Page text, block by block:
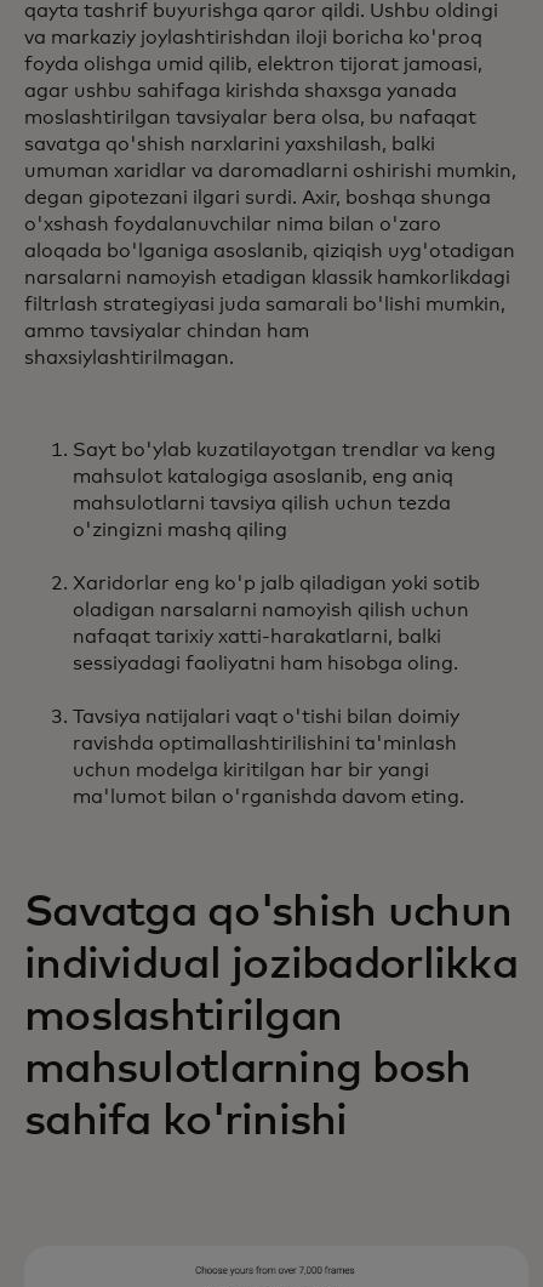
qayta tashrif buyurishga qaror qildi. Ushbu oldingi
va markaziy joylashtirishdan iloji boricha ko'proq
foyda olishga umid qilib, elektron tijorat jamoasi,
agar ushbu sahifaga kirishda shaxsga yanada
moslashtirilgan tavsiyalar bera olsa, bu nafaqat
savatga qo'shish narxlarini yaxshilash, balki
umuman xaridlar va daromadlarni oshirishi mumkin,
degan gipotezani ilgari surdi. Axir, boshqa shunga
o'xshash foydalanuvchilar nima bilan o'zaro
aloqada bo'lganiga asoslanib, qiziqish uyg'otadigan
narsalarni namoyish etadigan klassik hamkorlikdagi
filtrlash strategiyasi juda samarali bo'lishi mumkin,
ammo tavsiyalar chindan ham
shaxsiylashtirilmagan.
Sayt bo'ylab kuzatilayotgan trendlar va keng
mahsulot katalogiga asoslanib, eng aniq
mahsulotlarni tavsiya qilish uchun tezda
o'zingizni mashq qiling
Xaridorlar eng ko'p jalb qiladigan yoki sotib
oladigan narsalarni namoyish qilish uchun
nafaqat tarixiy xatti-harakatlarni, balki
sessiyadagi faoliyatni ham hisobga oling.
Tavsiya natijalari vaqt o'tishi bilan doimiy
ravishda optimallashtirilishini ta'minlash
uchun modelga kiritilgan har bir yangi
ma'lumot bilan o'rganishda davom eting.
Savatga qo'shish uchun
individual jozibadorlikka
moslashtirilgan
mahsulotlarning bosh
sahifa ko'rinishi